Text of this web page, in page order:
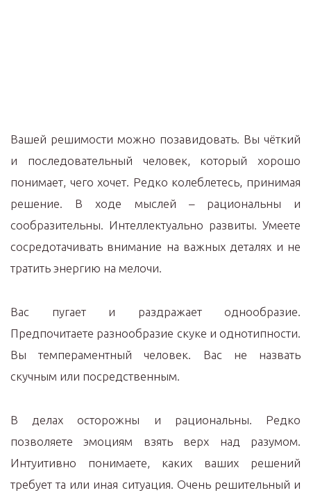
Вашей решимости можно позавидовать. Вы чёткий
и последовательный человек, который хорошо
понимает, чего хочет. Редко колеблетесь, принимая
решение. В ходе мыслей – рациональны и
сообразительны. Интеллектуально развиты. Умеете
сосредотачивать внимание на важных деталях и не
тратить энергию на мелочи.
Вас пугает и раздражает однообразие.
Предпочитаете разнообразие скуке и однотипности.
Вы темпераментный человек. Вас не назвать
скучным или посредственным.
В делах осторожны и рациональны. Редко
позволяете эмоциям взять верх над разумом.
Интуитивно понимаете, каких ваших решений
требует та или иная ситуация. Очень решительный и